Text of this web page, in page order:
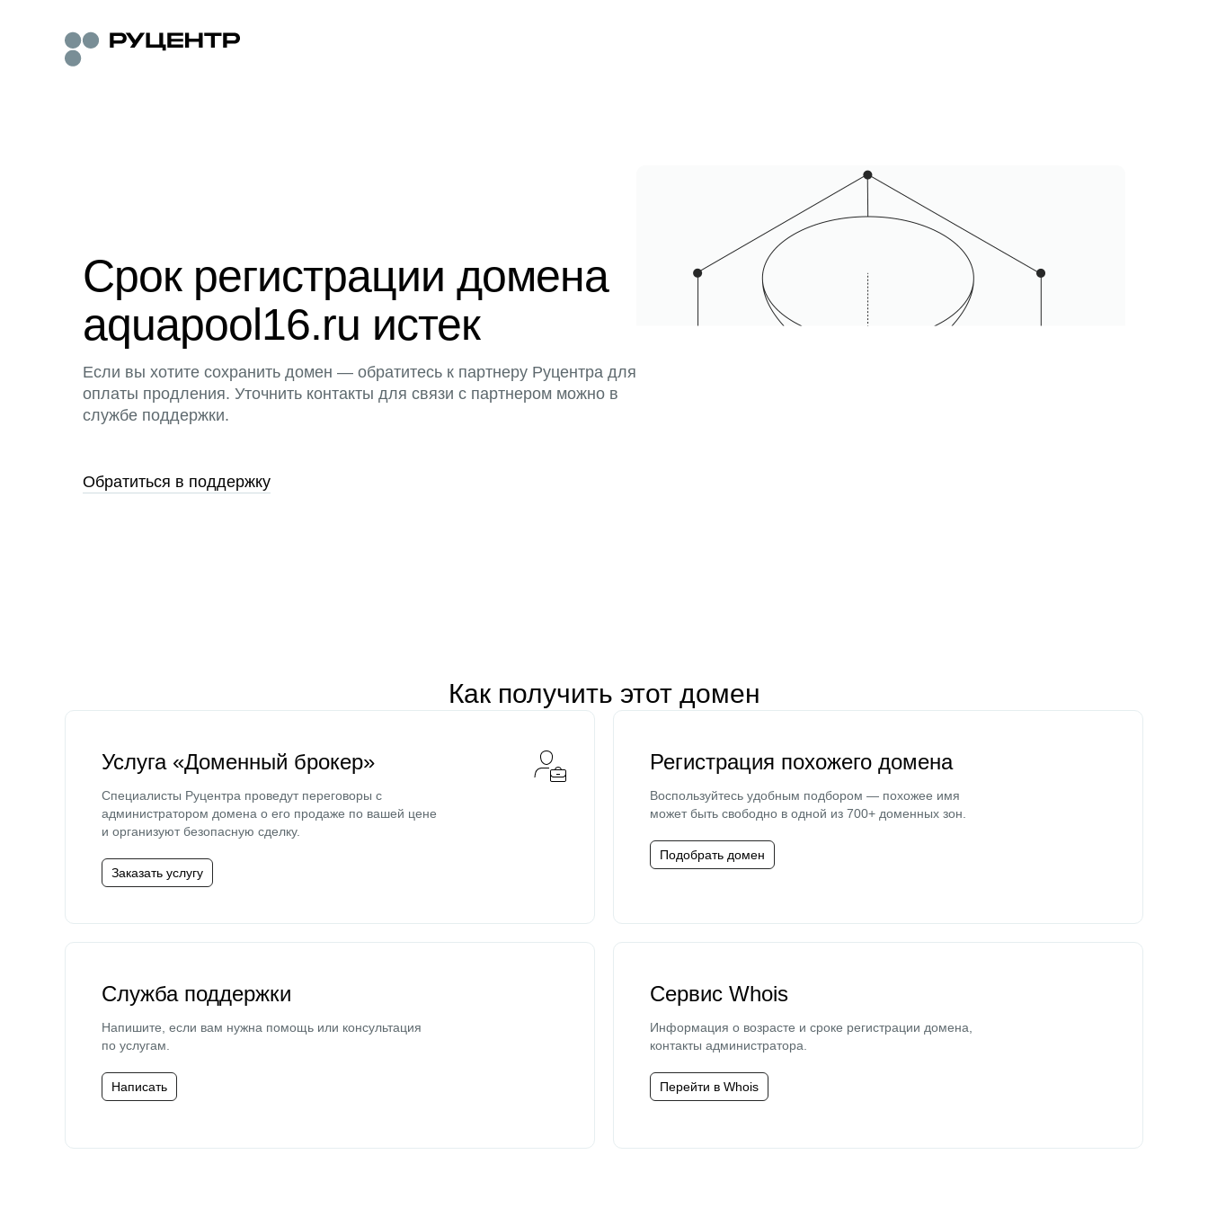
Срок регистрации домена
aquapool16.ru истек
Если вы хотите сохранить домен — обратитесь к партнеру Руцентра для
оплаты продления. Уточнить контакты для связи с партнером можно в
службе поддержки.
Обратиться в поддержку
Как получить этот домен
Услуга «Доменный брокер»
Специалисты Руцентра проведут переговоры с
администратором домена о его продаже по вашей цене
и организуют безопасную сделку.
Заказать услугу
Регистрация похожего домена
Воспользуйтесь удобным подбором — похожее имя
может быть свободно в одной из 700+ доменных зон.
Подобрать домен
Служба поддержки
Напишите, если вам нужна помощь или консультация
по услугам.
Написать
Сервис Whois
Информация о возрасте и сроке регистрации домена,
контакты администратора.
Перейти в Whois